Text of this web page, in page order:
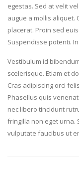
egestas. Sed at velit
augue a mollis aliquet.
placerat. Proin sed
Suspendisse potenti.
Vestibulum id
scelerisque. Etiam et
Cras adipiscing orci
Phasellus quis
nec libero tincidunt
fringilla non eget urna.
vulputate faucibus ut